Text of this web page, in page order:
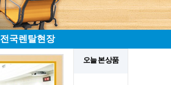
전국렌탈현장
오늘 본 상품